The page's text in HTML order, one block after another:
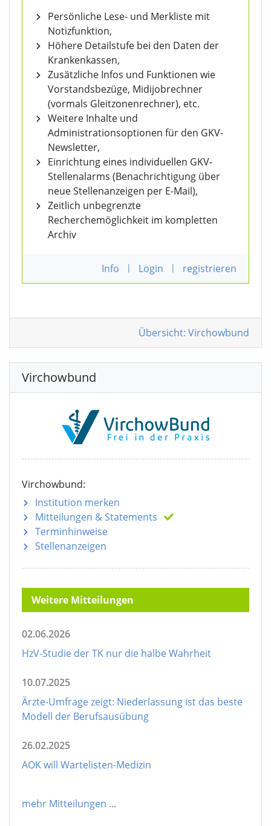
Persönliche Lese- und Merkliste mit
Notizfunktion,
Höhere Detailstufe bei den Daten der
Krankenkassen,
Zusätzliche Infos und Funktionen wie
Vorstandsbezüge, Midijobrechner
(vormals Gleitzonenrechner), etc.
Weitere Inhalte und
Administrationsoptionen für den GKV-
Newsletter,
Einrichtung eines individuellen GKV-
Stellenalarms (Benachrichtigung über
neue Stellenanzeigen per E-Mail),
Zeitlich unbegrenzte
Recherchemöglichkeit im kompletten
Archiv
Info | Login | registrieren
Übersicht: Virchowbund
Virchowbund
Virchowbund:
Institution merken
Mitteilungen & Statements
Terminhinweise
Stellenanzeigen
Weitere Mitteilungen
02.06.2026
HzV-Studie der TK nur die halbe Wahrheit
10.07.2025
Ärzte-Umfrage zeigt: Niederlassung ist das beste
Modell der Berufsausübung
26.02.2025
AOK will Wartelisten-Medizin
mehr Mitteilungen ...